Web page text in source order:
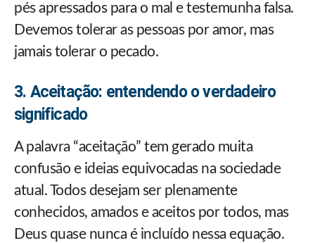
pés apressados para o mal e testemunha falsa.
Devemos tolerar as pessoas por amor, mas
jamais tolerar o pecado.
3. Aceitação: entendendo o verdadeiro
significado
A palavra “aceitação” tem gerado muita
confusão e ideias equivocadas na sociedade
atual. Todos desejam ser plenamente
conhecidos, amados e aceitos por todos, mas
Deus quase nunca é incluído nessa equação.